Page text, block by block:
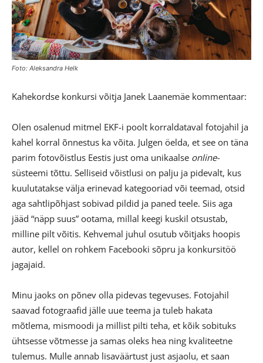
Foto: Aleksandra Helk
Kahekordse konkursi võitja Janek Laanemäe kommentaar:
Olen osalenud mitmel EKF-i poolt korraldataval fotojahil ja
kahel korral õnnestus ka võita. Julgen öelda, et see on täna
parim fotovõistlus Eestis just oma unikaalse online-
süsteemi tõttu. Selliseid võistlusi on palju ja pidevalt, kus
kuulutatakse välja erinevad kategooriad või teemad, otsid
aga sahtlipõhjast sobivad pildid ja paned teele. Siis aga
jääd “näpp suus” ootama, millal keegi kuskil otsustab,
milline pilt võitis. Kehvemal juhul osutub võitjaks hoopis
autor, kellel on rohkem Facebooki sõpru ja konkursitöö
jagajaid.
Minu jaoks on põnev olla pidevas tegevuses. Fotojahil
saavad fotograafid jälle uue teema ja tuleb hakata
mõtlema, mismoodi ja millist pilti teha, et kõik sobituks
ühtsesse võtmesse ja samas oleks hea ning kvaliteetne
tulemus. Mulle annab lisaväärtust just asjaolu, et saan